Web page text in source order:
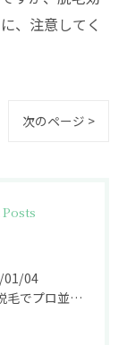
、注意してく
次のページ >
01/04
セルフ脱毛でプロ並み美肌！今年こそエステ級脱毛が叶う